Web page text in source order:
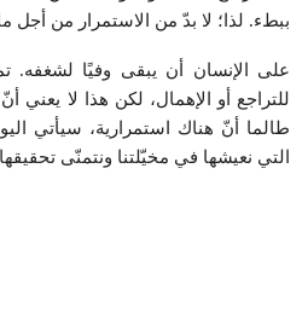
ببطء. لذا؛ لا بدّ من الاستمرار من أجل
على الإنسان أن يبقى وفيًا لشغفه.
للتراجع أو الإهمال، لكن هذا لا يعني
طالما أنّ هناك استمرارية، سيأتي
التي نعيشها في مخيّلتنا ونتمنّى